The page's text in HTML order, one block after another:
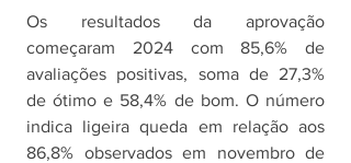
Os resultados da aprovação
começaram 2024 com 85,6% de
avaliações positivas, soma de 27,3%
de ótimo e 58,4% de bom. O número
indica ligeira queda em relação aos
86,8% observados em novembro de